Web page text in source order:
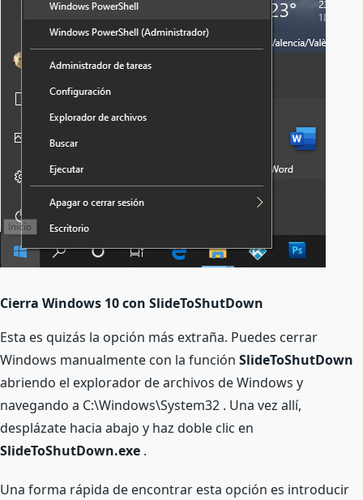
Cierra Windows 10 con SlideToShutDown
Esta es quizás la opción más extraña. Puedes cerrar
Windows manualmente con la función SlideToShutDown
abriendo el explorador de archivos de Windows y
navegando a C:\Windows\System32 . Una vez allí,
desplázate hacia abajo y haz doble clic en
SlideToShutDown.exe .
Una forma rápida de encontrar esta opción es introducir